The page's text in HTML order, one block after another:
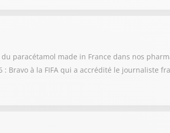
paracétamol made in France dans nos
Bravo à la FIFA qui a accrédité le journaliste